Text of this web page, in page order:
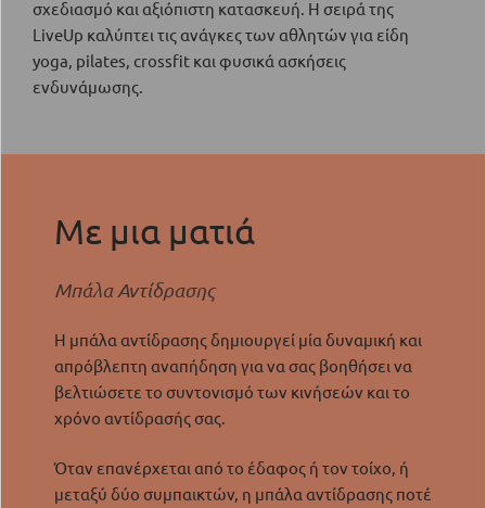
σχεδιασμό και αξιόπιστη κατασκευή. Η σειρά της
LiveUp καλύπτει τις ανάγκες των αθλητών για είδη
yoga, pilates, crossfit και φυσικά ασκήσεις
ενδυνάμωσης.
Με μια ματιά
Μπάλα Αντίδρασης
Η μπάλα αντίδρασης δημιουργεί μία δυναμική και
απρόβλεπτη αναπήδηση για να σας βοηθήσει να
βελτιώσετε το συντονισμό των κινήσεών και το
χρόνο αντίδρασής σας.
Όταν επανέρχεται από το έδαφος ή τον τοίχο, ή
μεταξύ δύο συμπαικτών, η μπάλα αντίδρασης ποτέ